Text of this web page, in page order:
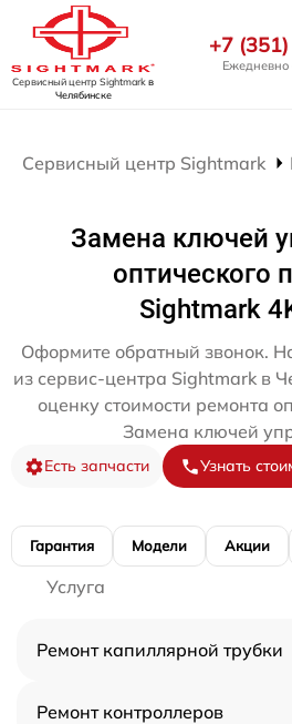
Сервисный центр Sightmarkв
Челябинске
+7
Сервисный центр Sightmark
Замена ключей
оптического
Sightmark
Оформите обратный звонок.
из сервис-центра Sightmark в
оценку стоимости ремонта
Замена ключей
Есть запчасти Узнать
Гарантия Модели Акции
Услуга
Ремонт капиллярной трубки
Ремонт контроллеров